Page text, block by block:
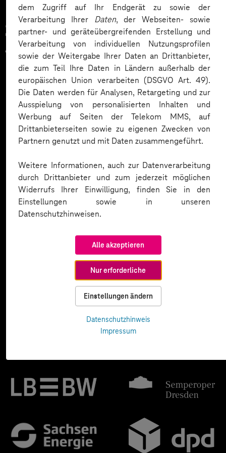
dem Zugriff auf Ihr Endgerät zu sowie der
Verarbeitung Ihrer Daten, der Webseiten- sowie
partner- und geräteübergreifenden Erstellung und
Verarbeitung von individuellen Nutzungsprofilen
sowie der Weitergabe Ihrer Daten an Drittanbieter,
die zum Teil Ihre Daten in Ländern außerhalb der
europäischen Union verarbeiten (DSGVO Art. 49).
Die Daten werden für Analysen, Retargeting und zur
Ausspielung von personalisierten Inhalten und
Werbung auf Seiten der Telekom MMS, auf
Drittanbieterseiten sowie zu eigenen Zwecken von
Partnern genutzt und mit Daten zusammengeführt.
Weitere Informationen, auch zur Datenverarbeitung
durch Drittanbieter und zum jederzeit möglichen
Widerrufs Ihrer Einwilligung, finden Sie in den
Einstellungen sowie in unseren
Datenschutzhinweisen.
Alle akzeptieren
Nur erforderliche
Einstellungen ändern
Datenschutzhinweis
Impressum
Zahlreiche Unternehmen
vertrauen auf unsere
Expertise. Hier eine Auswahl: